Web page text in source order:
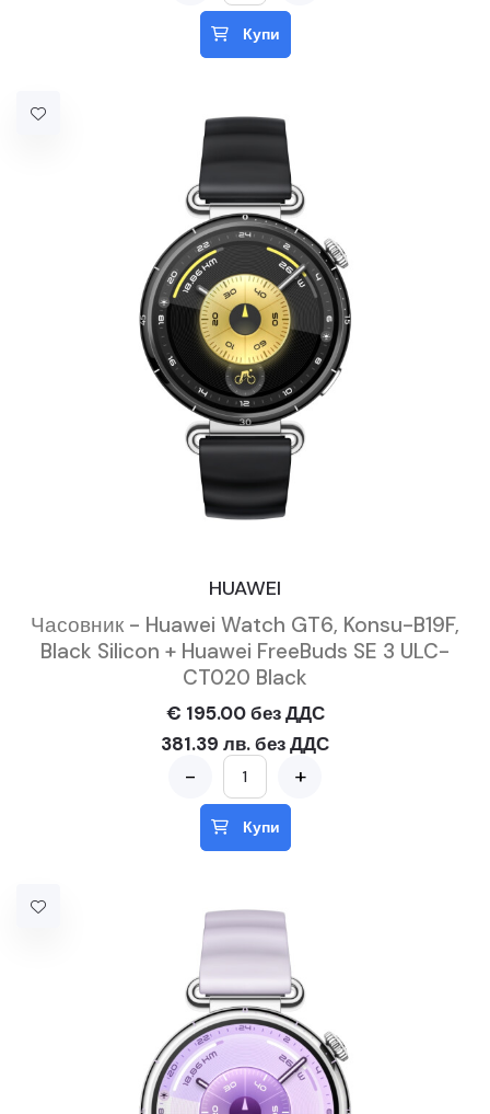
Купи
HUAWEI
Часовник - Huawei Watch GT6, Konsu-B19F,
Black Silicon + Huawei FreeBuds SE 3 ULC-
CT020 Black
€ 195.00 без ДДС
381.39 лв. без ДДС
- +
Купи